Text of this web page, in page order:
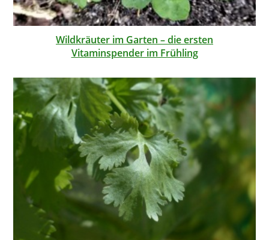
Wildkräuter im Garten – die ersten
Vitaminspender im Frühling